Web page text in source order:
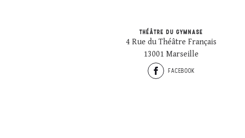
THÉÂTRE DU GYMNASE
4 Rue du Théâtre Français
13001 Marseille
FACEBOOK